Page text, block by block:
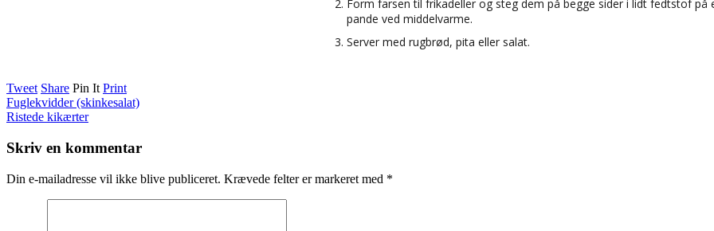
Form farsen til frikadeller og steg dem på begge sider i lidt fedtstof på
pande ved middelvarme.
Server med rugbrød, pita eller salat.
Tweet Share Pin It Print
Fuglekvidder (skinkesalat)
Ristede kikærter
Skriv en kommentar
Din e-mailadresse vil ikke blive publiceret. Krævede felter er markeret med *